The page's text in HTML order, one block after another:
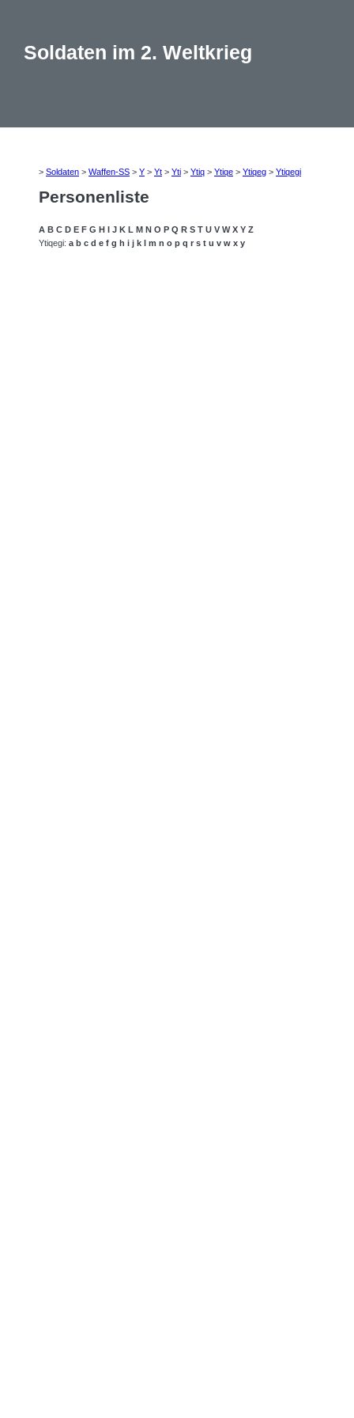
Soldaten im 2. Weltkrieg
> Soldaten > Waffen-SS > Y > Yt > Yti > Ytiq > Ytiqe > Ytiqeg > Ytiqegi
Personenliste
A B C D E F G H I J K L M N O P Q R S T U V W X Y Z
Ytiqegi: a b c d e f g h i j k l m n o p q r s t u v w x y